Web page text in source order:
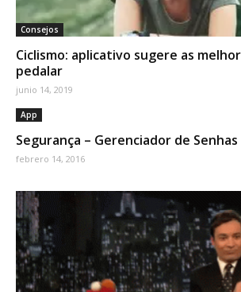
Consejos
Ciclismo: aplicativo sugere as
pedalar
junio 14, 2019
App
Segurança – Gerenciador de Senhas
febrero 14, 2016